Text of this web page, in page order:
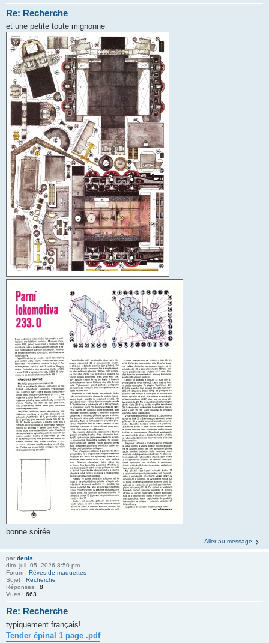
Re: Recherche
et une petite toute mignonne
bonne soirée
Aller au message
par denis
dim. juil. 05, 2026 8:50 pm
Forum : Rêves de maquettes
Sujet : Recherche
Réponses : 8
Vues : 663
Re: Recherche
typiquement français!
Tender épinal 1 page .pdf